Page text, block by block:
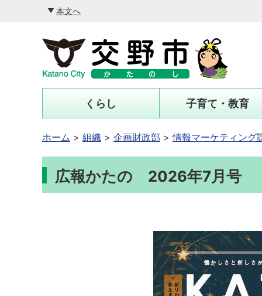
本文へ
くらし 子育て・教育
ホーム 組織 企画財政部 情報マーケティング
広報かたの 2026年7月号